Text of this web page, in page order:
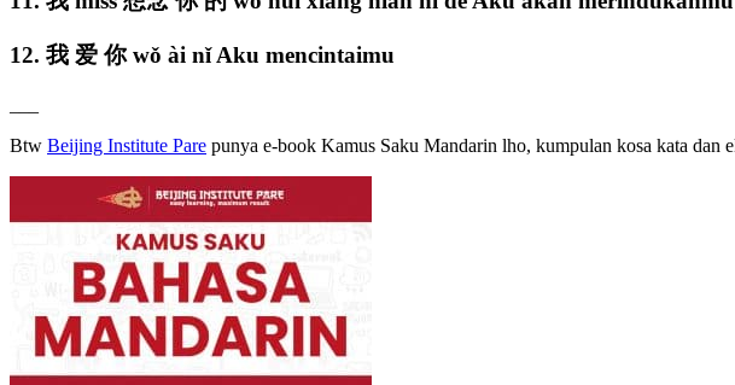
12. 我 爱 你 wǒ ài nǐ Aku mencintaimu
Btw Beijing Institute Pare punya e-book Kamus Saku Mandarin lho, kumpulan kosa kata dan